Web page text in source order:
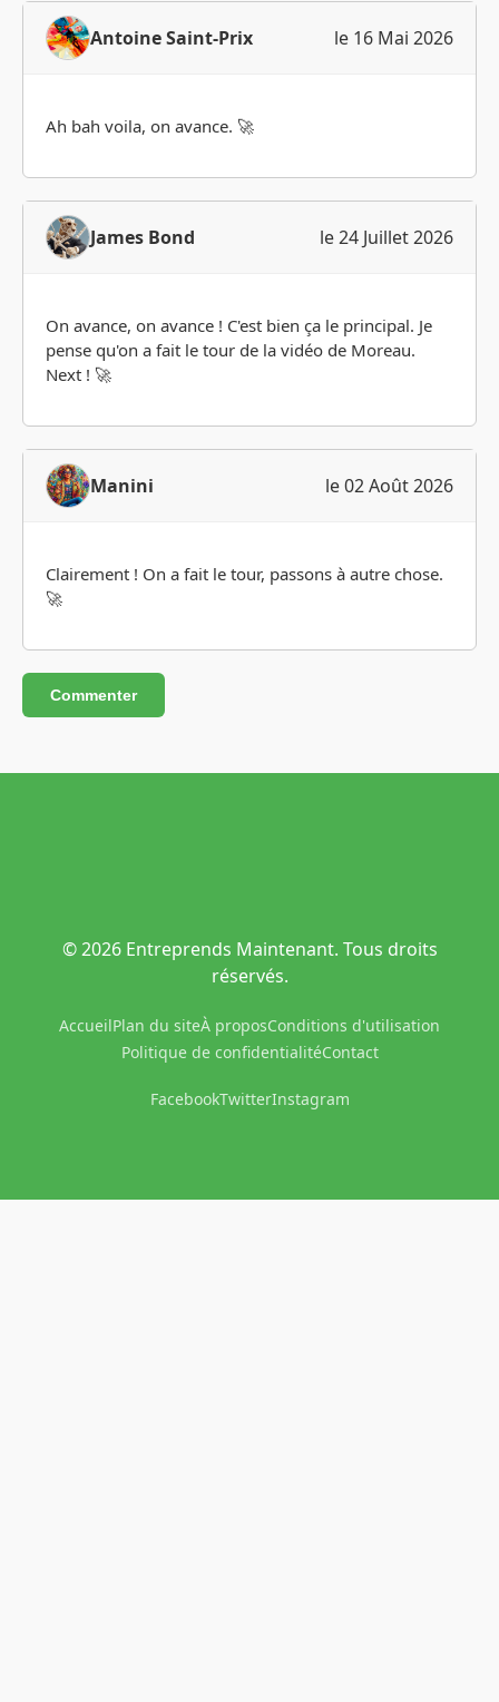
Antoine Saint-Prix le 16 Mai 2026
Ah bah voila, on avance. 🚀
James Bond le 24 Juillet 2026
On avance, on avance ! C'est bien ça le principal. Je
pense qu'on a fait le tour de la vidéo de Moreau.
Next ! 🚀
Manini le 02 Août 2026
Clairement ! On a fait le tour, passons à autre chose.
🚀
Commenter
© 2026 Entreprends Maintenant. Tous droits
réservés.
AccueilPlan du siteÀ proposConditions d'utilisation
Politique de confidentialitéContact
FacebookTwitterInstagram